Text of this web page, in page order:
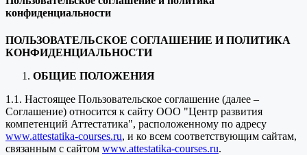
конфиденциальности
ПОЛЬЗОВАТЕЛЬСКОЕ СОГЛАШЕНИЕ И ПОЛИТИКА
КОНФИДЕНЦИАЛЬНОСТИ
ОБЩИЕ ПОЛОЖЕНИЯ
1.1. Настоящее Пользовательское соглашение (далее –
Соглашение) относится к сайту ООО "Центр развития
компетенций Аттестатика", расположенному по адресу
www.attestatika-courses.ru, и ко всем соответствующим сайтам,
связанным с сайтом www.attestatika-courses.ru.